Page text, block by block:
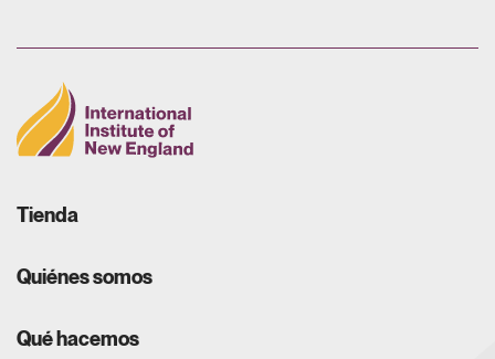
Tienda
Quiénes somos
Qué hacemos